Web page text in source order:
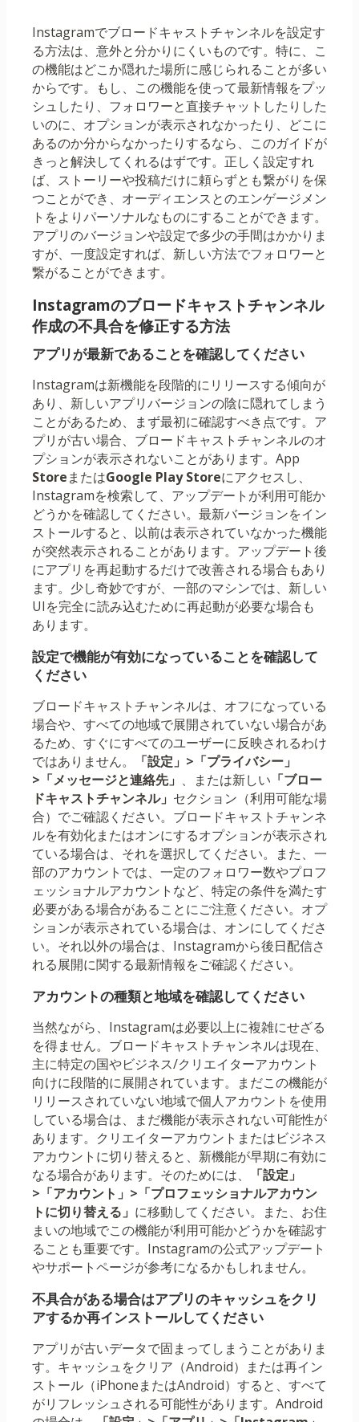
Instagramでブロードキャストチャンネルを設定す
る方法は、意外と分かりにくいものです。特に、こ
の機能はどこか隠れた場所に感じられることが多い
からです。もし、この機能を使って最新情報をプッ
シュしたり、フォロワーと直接チャットしたりした
いのに、オプションが表示されなかったり、どこに
あるのか分からなかったりするなら、このガイドが
きっと解決してくれるはずです。正しく設定すれ
ば、ストーリーや投稿だけに頼らずとも繋がりを保
つことができ、オーディエンスとのエンゲージメン
トをよりパーソナルなものにすることができます。
アプリのバージョンや設定で多少の手間はかかりま
すが、一度設定すれば、新しい方法でフォロワーと
繋がることができます。
Instagramのブロードキャストチャンネル
作成の不具合を修正する方法
アプリが最新であることを確認してください
Instagramは新機能を段階的にリリースする傾向が
あり、新しいアプリバージョンの陰に隠れてしまう
ことがあるため、まず最初に確認すべき点です。ア
プリが古い場合、ブロードキャストチャンネルのオ
プションが表示されないことがあります。App
StoreまたはGoogle Play Storeにアクセスし、
Instagramを検索して、アップデートが利用可能か
どうかを確認してください。最新バージョンをイン
ストールすると、以前は表示されていなかった機能
が突然表示されることがあります。アップデート後
にアプリを再起動するだけで改善される場合もあり
ます。少し奇妙ですが、一部のマシンでは、新しい
UIを完全に読み込むために再起動が必要な場合も
あります。
設定で機能が有効になっていることを確認して
ください
ブロードキャストチャンネルは、オフになっている
場合や、すべての地域で展開されていない場合があ
るため、すぐにすべてのユーザーに反映されるわけ
ではありません。
「設定」>「プライバシー」
>「メッセージと連絡先」 、または新しい 「ブロー
ドキャストチャンネル」 セクション（利用可能な場
合）でご確認ください。ブロードキャストチャンネ
ルを有効化またはオンにするオプションが表示され
ている場合は、それを選択してください。また、一
部のアカウントでは、一定のフォロワー数やプロフ
ェッショナルアカウントなど、特定の条件を満たす
必要がある場合があることにご注意ください。オプ
ションが表示されている場合は、オンにしてくださ
い。それ以外の場合は、Instagramから後日配信さ
れる展開に関する最新情報をご確認ください。
アカウントの種類と地域を確認してください
当然ながら、Instagramは必要以上に複雑にせざる
を得ません。ブロードキャストチャンネルは現在、
主に特定の国やビジネス/クリエイターアカウント
向けに段階的に展開されています。まだこの機能が
リリースされていない地域で個人アカウントを使用
している場合は、まだ機能が表示されない可能性が
あります。クリエイターアカウントまたはビジネス
アカウントに切り替えると、新機能が早期に有効に
なる場合があります。そのためには、
「設定」
>「アカウント」>「プロフェッショナルアカウン
トに切り替える」 に移動してください。また、お住
まいの地域でこの機能が利用可能かどうかを確認す
ることも重要です。Instagramの公式アップデート
やサポートページが参考になるかもしれません。
不具合がある場合はアプリのキャッシュをクリ
アするか再インストールしてください
アプリが古いデータで固まってしまうことがありま
す。キャッシュをクリア（Android）または再イン
ストール（iPhoneまたはAndroid）すると、すべて
がリフレッシュされる可能性があります。Android